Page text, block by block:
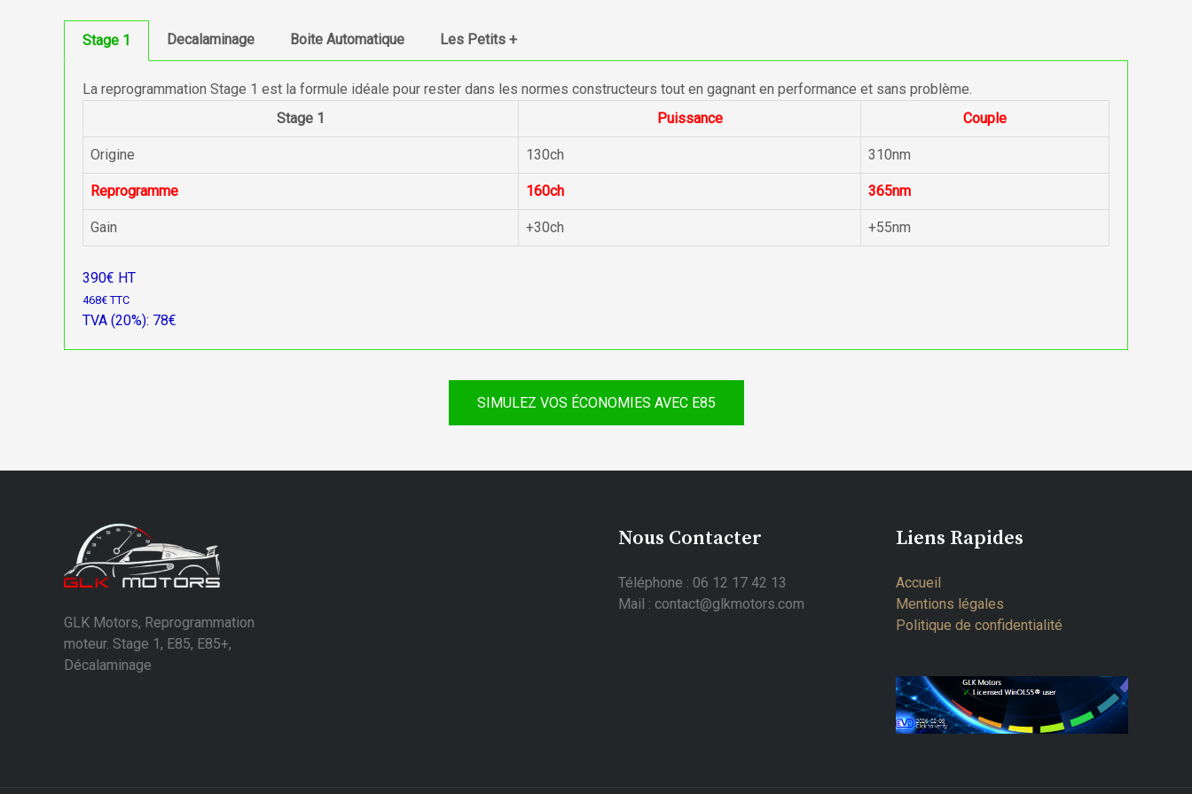
Stage 1 Decalaminage Boite Automatique Les Petits +
La reprogrammation Stage 1 est la formule idéale pour rester dans les normes constructeurs tout en gagnant en performance et sans problème.
Stage 1
Puissance Couple
Origine 130ch 310nm
Reprogramme 160ch 365nm
Gain +30ch +55nm
390€ HT
468€ TTC
TVA (20%): 78€
SIMULEZ VOS ÉCONOMIES AVEC E85
GLK Motors, Reprogrammation
moteur. Stage 1, E85, E85+,
Décalaminage
Nous Contacter
Téléphone : 06 12 17 42 13
Mail : contact@glkmotors.com
Liens Rapides
Accueil
Mentions légales
Politique de confidentialité